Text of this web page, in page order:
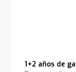
1+2 años de